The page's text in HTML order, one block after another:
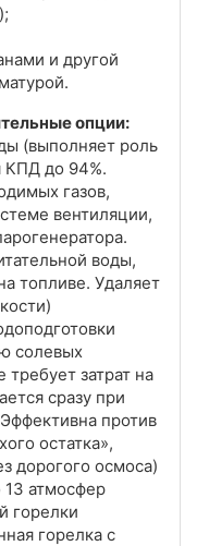
и другой
опции:
(выполняет роль
КПД до 94%.
газов,
вентиляции,
воды,
топливе. Удаляет
солевых
затрат на
сразу при
против
остатка»,
дорогого осмоса)
13 атмосфер
горелки
горелка с